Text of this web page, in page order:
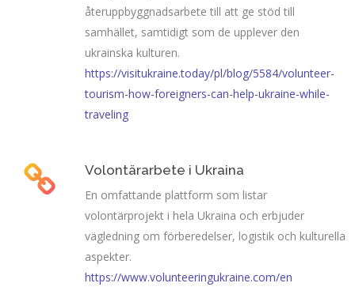
återuppbyggnadsarbete till att ge stöd till
samhället, samtidigt som de upplever den
ukrainska kulturen.
https://visitukraine.today/pl/blog/5584/volunteer-
tourism-how-foreigners-can-help-ukraine-while-
traveling
Volontärarbete i Ukraina
En omfattande plattform som listar
volontärprojekt i hela Ukraina och erbjuder
vägledning om förberedelser, logistik och kulturella
aspekter.
https://www.volunteeringukraine.com/en